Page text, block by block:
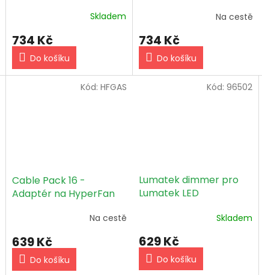
Skladem
734 Kč
Do košíku
Na cestě
734 Kč
Do košíku
Cable Pack 16 -
Adaptér na HyperFan
Na cestě
639 Kč
Do košíku
Kód: HFGAS
Lumatek dimmer pro
Lumatek LED
Skladem
629 Kč
Do košíku
Kód:96502